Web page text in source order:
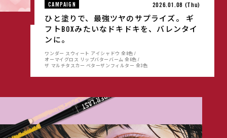
CAMPAIGN 2026.01.08 (Thu)
ひと塗りで、最強ツヤのサプライズ。 ギ
フトBOXみたいなドキドキを、バレンタイ
ンに。
ワンダー スウィート アイシャドウ 全8色 /
オーマイグロス リップバターバーム 全6色 /
ザ マルチタスカー ベターザンフィルター 全3色